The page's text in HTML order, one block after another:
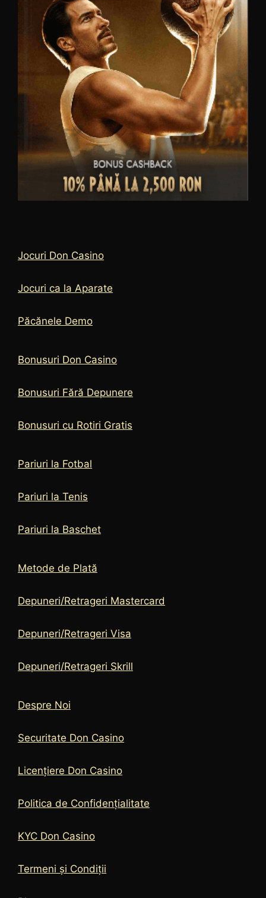
Jocuri Don Casino
Jocuri ca la Aparate
Păcănele Demo
Bonusuri Don Casino
Bonusuri Fără Depunere
Bonusuri cu Rotiri Gratis
Pariuri la Fotbal
Pariuri la Tenis
Pariuri la Baschet
Metode de Plată
Depuneri/Retrageri Mastercard
Depuneri/Retrageri Visa
Depuneri/Retrageri Skrill
Despre Noi
Securitate Don Casino
Licențiere Don Casino
Politica de Confidențialitate
KYC Don Casino
Termeni și Condiții